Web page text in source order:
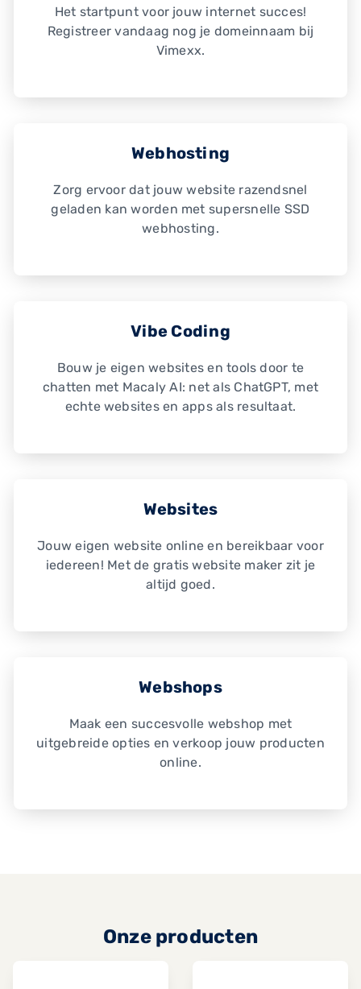
Het startpunt voor jouw internet succes!
Registreer vandaag nog je domeinnaam bij
Vimexx.
Webhosting
Zorg ervoor dat jouw website razendsnel
geladen kan worden met supersnelle SSD
webhosting.
Vibe Coding
Bouw je eigen websites en tools door te
chatten met Macaly AI: net als ChatGPT, met
echte websites en apps als resultaat.
Websites
Jouw eigen website online en bereikbaar voor
iedereen! Met de gratis website maker zit je
altijd goed.
Webshops
Maak een succesvolle webshop met
uitgebreide opties en verkoop jouw producten
online.
Onze producten